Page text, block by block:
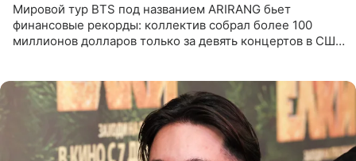
Мировой тур BTS под названием ARIRANG бьет
финансовые рекорды: коллектив собрал более 100
миллионов долларов только за девять концертов в США.